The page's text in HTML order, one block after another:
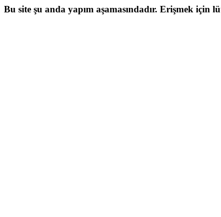
Bu site şu anda yapım aşamasındadır. Erişmek için